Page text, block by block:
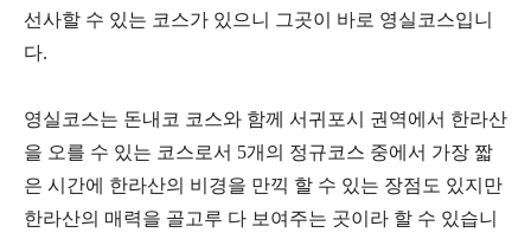
선사할 수 있는 코스가 있으니 그곳이 바로 영실코스입니
다.
영실코스는 돈내코 코스와 함께 서귀포시 권역에서 한라산
을 오를 수 있는 코스로서 5개의 정규코스 중에서 가장 짧
은 시간에 한라산의 비경을 만끽 할 수 있는 장점도 있지만
한라산의 매력을 골고루 다 보여주는 곳이라 할 수 있습니